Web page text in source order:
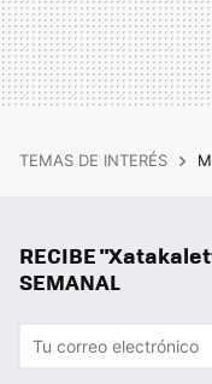
TEMAS DE INTERÉS
RECIBE
SEMANAL